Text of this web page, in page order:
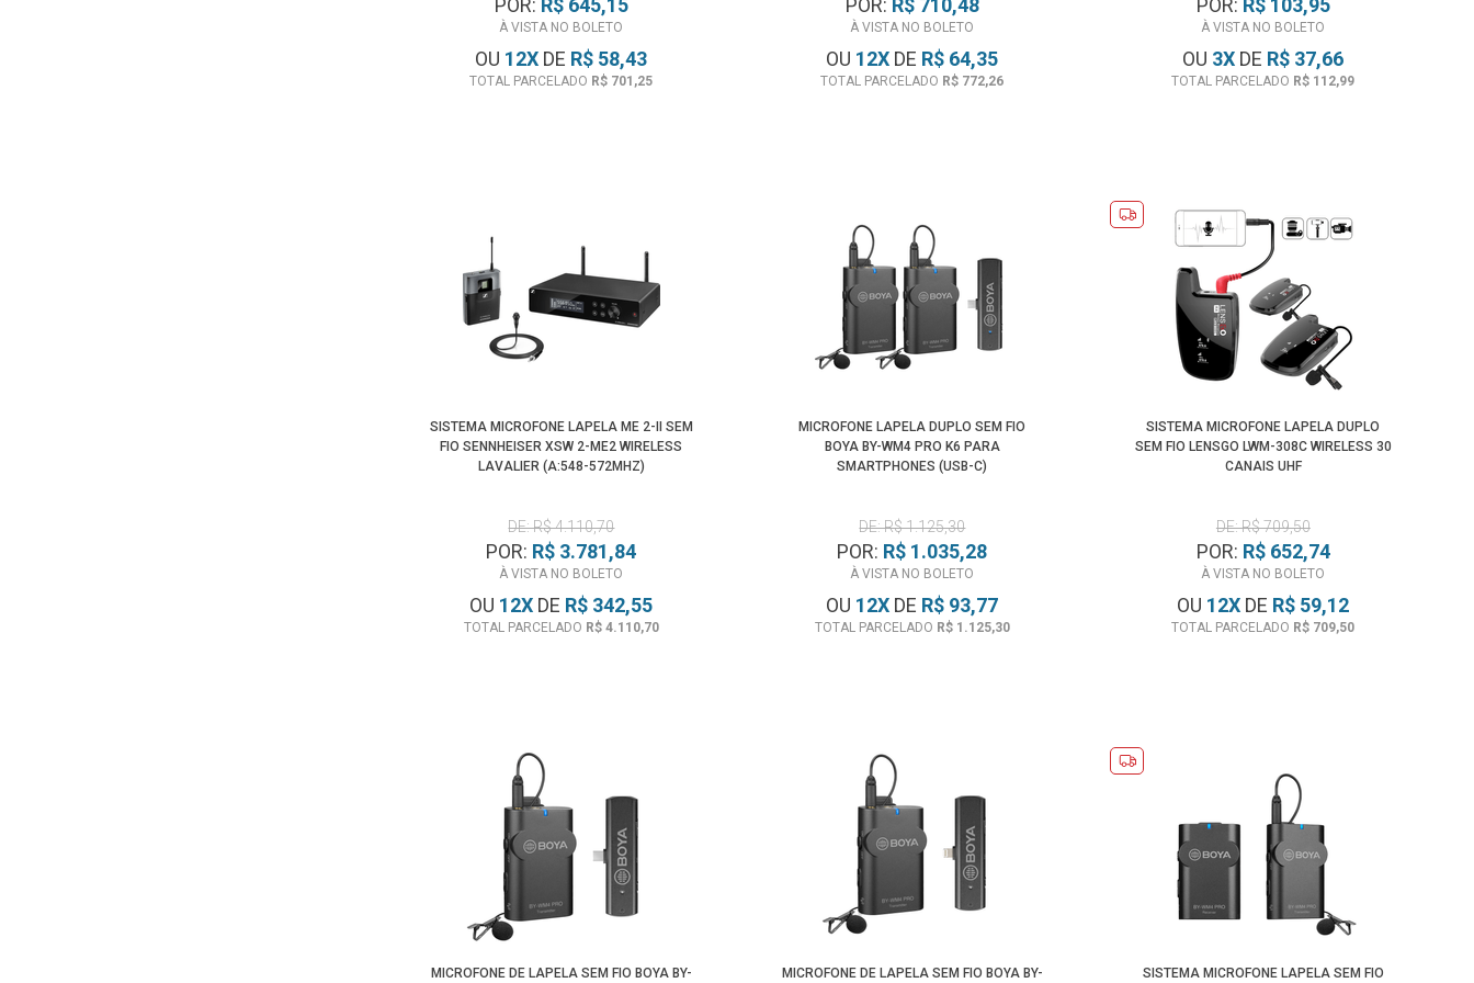
POR: R$ 645,15
À VISTA NO BOLETO
OU 12X DE R$ 58,43
TOTAL PARCELADO R$ 701,25
POR: R$ 710,48
À VISTA NO BOLETO
OU 12X DE R$ 64,35
TOTAL PARCELADO R$ 772,26
POR: R$ 103,95
À VISTA NO BOLETO
OU 3X DE R$ 37,66
TOTAL PARCELADO R$ 112,99
SISTEMA MICROFONE LAPELA ME 2-II SEM
FIO SENNHEISER XSW 2-ME2 WIRELESS
LAVALIER (A:548-572MHZ)
DE: R$ 4.110,70
POR: R$ 3.781,84
À VISTA NO BOLETO
OU 12X DE R$ 342,55
TOTAL PARCELADO R$ 4.110,70
MICROFONE LAPELA DUPLO SEM FIO
BOYA BY-WM4 PRO K6 PARA
SMARTPHONES (USB-C)
DE: R$ 1.125,30
POR: R$ 1.035,28
À VISTA NO BOLETO
OU 12X DE R$ 93,77
TOTAL PARCELADO R$ 1.125,30
SISTEMA MICROFONE LAPELA DUPLO
SEM FIO LENSGO LWM-308C WIRELESS 30
CANAIS UHF
DE: R$ 709,50
POR: R$ 652,74
À VISTA NO BOLETO
OU 12X DE R$ 59,12
TOTAL PARCELADO R$ 709,50
MICROFONE DE LAPELA SEM FIO BOYA BY- MICROFONE DE LAPELA SEM FIO BOYA BY- SISTEMA MICROFONE LAPELA SEM FIO